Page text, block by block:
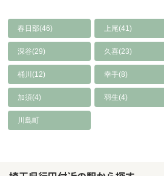
春日部(46) 上尾(41)
深谷(29) 久喜(23)
桶川(12) 幸手(8)
加須(4) 羽生(4)
川島町